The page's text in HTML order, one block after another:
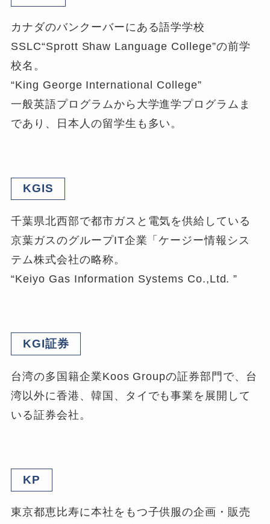
カナダのバンクーバーにある語学学校
SSLC“Sprott Shaw Language College”の前学
校名。
“King George International College”
一般英語プログラムから大学進学プログラムま
であり、日本人の留学生も多い。
KGIS
千葉県北西部で都市ガスと電気を供給している
京葉ガスのグループIT企業「ケージー情報シス
テム株式会社の略称。
“Keiyo Gas Information Systems Co.,Ltd. ”
KGI証券
台湾の多国籍企業Koos Groupの証券部門で、台
湾以外に香港、韓国、タイでも事業を展開して
いる証券会社。
KP
東京都恵比寿に本社をもつ子供服の企画・販売